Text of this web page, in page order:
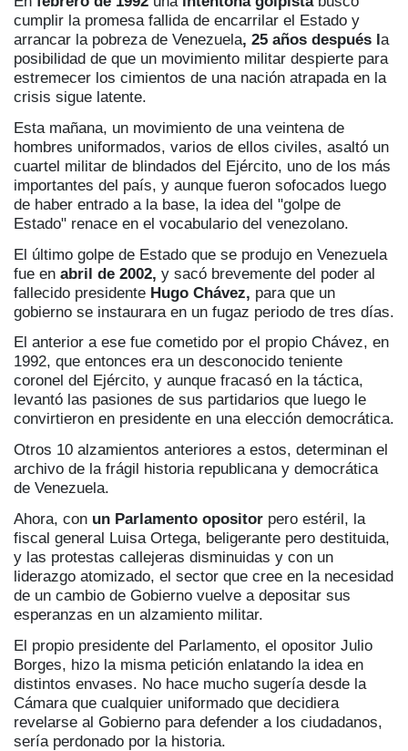
cumplir la promesa fallida de encarrilar el Estado y
arrancar la pobreza de Venezuela, 25 años después la
posibilidad de que un movimiento militar despierte para
estremecer los cimientos de una nación atrapada en la
crisis sigue latente.
Esta mañana, un movimiento de una veintena de
hombres uniformados, varios de ellos civiles, asaltó un
cuartel militar de blindados del Ejército, uno de los más
importantes del país, y aunque fueron sofocados luego
de haber entrado a la base, la idea del "golpe de
Estado" renace en el vocabulario del venezolano.
El último golpe de Estado que se produjo en Venezuela
fue en abril de 2002, y sacó brevemente del poder al
fallecido presidente Hugo Chávez, para que un
gobierno se instaurara en un fugaz periodo de tres días.
El anterior a ese fue cometido por el propio Chávez, en
1992, que entonces era un desconocido teniente
coronel del Ejército, y aunque fracasó en la táctica,
levantó las pasiones de sus partidarios que luego le
convirtieron en presidente en una elección democrática.
Otros 10 alzamientos anteriores a estos, determinan el
archivo de la frágil historia republicana y democrática
de Venezuela.
Ahora, con un Parlamento opositor pero estéril, la
fiscal general Luisa Ortega, beligerante pero destituida,
y las protestas callejeras disminuidas y con un
liderazgo atomizado, el sector que cree en la necesidad
de un cambio de Gobierno vuelve a depositar sus
esperanzas en un alzamiento militar.
El propio presidente del Parlamento, el opositor Julio
Borges, hizo la misma petición enlatando la idea en
distintos envases. No hace mucho sugería desde la
Cámara que cualquier uniformado que decidiera
revelarse al Gobierno para defender a los ciudadanos,
sería perdonado por la historia.